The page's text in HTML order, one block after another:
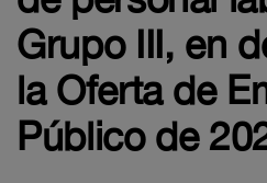
Grupo III, en
la Oferta de
Público de